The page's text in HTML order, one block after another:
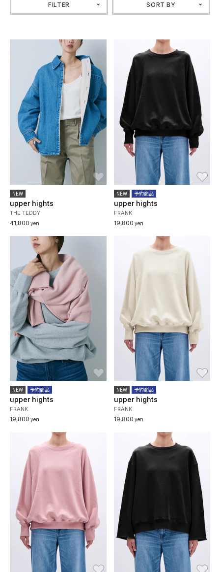
FILTER SORT BY
お気に入り
NEW
upper hights
THE TEDDY
41,800 yen
NEW 予約商品
upper hights
FRANK
19,800 yen
お気に入り
NEW 予約商品
upper hights
FRANK
19,800 yen
NEW 予約商品
upper hights
FRANK
19,800 yen
お気に入り